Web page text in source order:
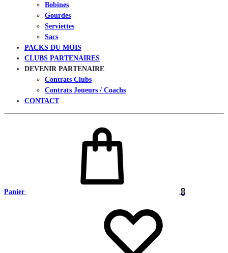
Bobines
Gourdes
Serviettes
Sacs
PACKS DU MOIS
CLUBS PARTENAIRES
DEVENIR PARTENAIRE
Contrats Clubs
Contrats Joueurs / Coachs
CONTACT
Panier 0